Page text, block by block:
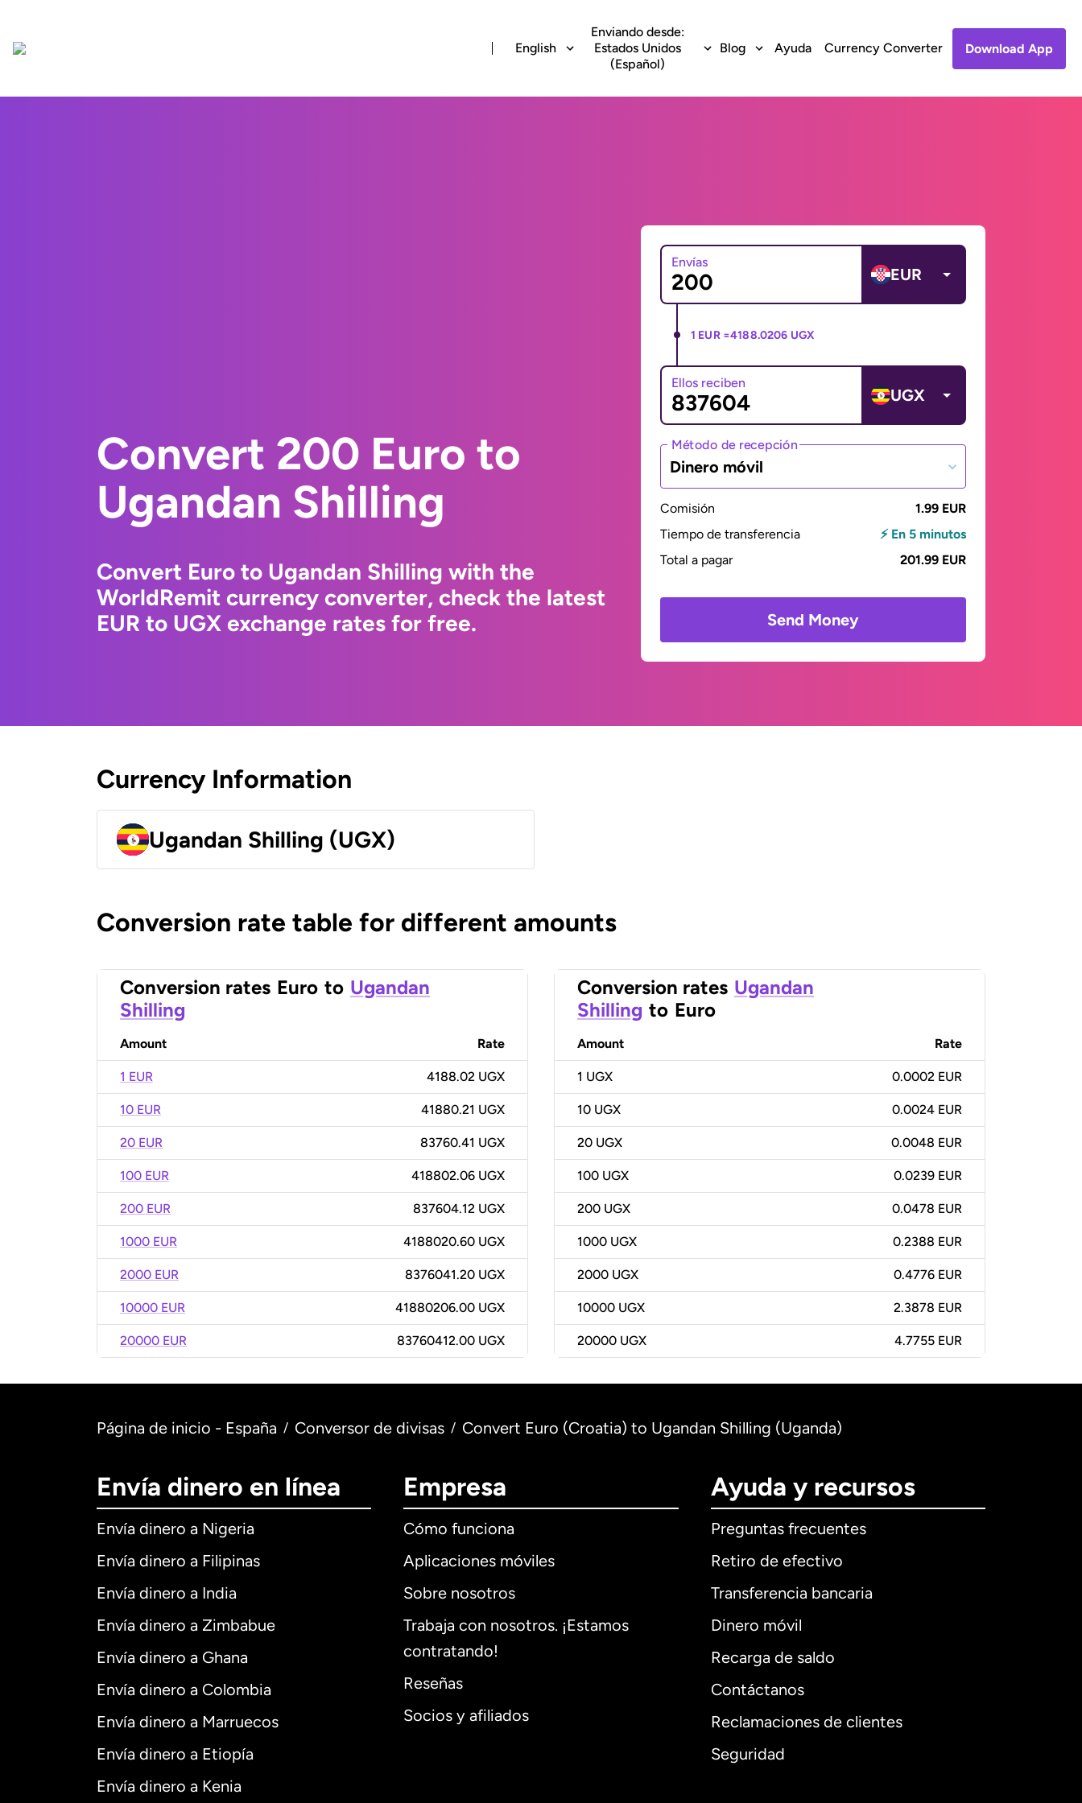
English
Enviando desde:
Estados Unidos
(Español)
Blog Ayuda Currency Converter Download App
Convert 200 Euro to
Ugandan Shilling
Convert Euro to Ugandan Shilling with the
WorldRemit currency converter, check the latest
EUR to UGX exchange rates for free.
Envías
EUR
1 EUR =4188.0206 UGX
Ellos reciben
UGX
Método de recepción
Dinero móvil
Comisión
1.99 EUR
Tiempo de transferencia
⚡ En 5 minutos
Total a pagar
201.99 EUR
Send Money
Currency Information
Ugandan Shilling (UGX)
Conversion rate table for different amounts
Conversion rates Euro to Ugandan
Shilling
Amount Rate
1 EUR 4188.02 UGX
10 EUR 41880.21 UGX
20 EUR 83760.41 UGX
100 EUR 418802.06 UGX
200 EUR 837604.12 UGX
1000 EUR 4188020.60 UGX
2000 EUR 8376041.20 UGX
10000 EUR 41880206.00 UGX
20000 EUR 83760412.00 UGX
Conversion rates Ugandan
Shilling to Euro
Amount Rate
1 UGX 0.0002 EUR
10 UGX 0.0024 EUR
20 UGX 0.0048 EUR
100 UGX 0.0239 EUR
200 UGX 0.0478 EUR
1000 UGX 0.2388 EUR
2000 UGX 0.4776 EUR
10000 UGX 2.3878 EUR
20000 UGX 4.7755 EUR
Página de inicio - España / Conversor de divisas / Convert Euro (Croatia) to Ugandan Shilling (Uganda)
Envía dinero en línea
Envía dinero a Nigeria
Envía dinero a Filipinas
Envía dinero a India
Envía dinero a Zimbabue
Envía dinero a Ghana
Envía dinero a Colombia
Envía dinero a Marruecos
Envía dinero a Etiopía
Envía dinero a Kenia
Empresa
Cómo funciona
Aplicaciones móviles
Sobre nosotros
Trabaja con nosotros. ¡Estamos
contratando!
Reseñas
Socios y afiliados
Ayuda y recursos
Preguntas frecuentes
Retiro de efectivo
Transferencia bancaria
Dinero móvil
Recarga de saldo
Contáctanos
Reclamaciones de clientes
Seguridad